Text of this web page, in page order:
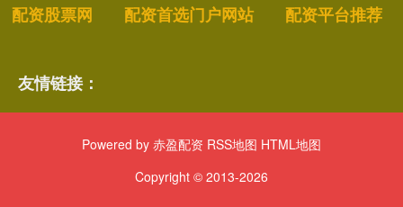
配资股票网 配资首选门户网站 配资平台推荐
友情链接：
Powered by 赤盈配资 RSS地图 HTML地图
Copyright © 2013-2026